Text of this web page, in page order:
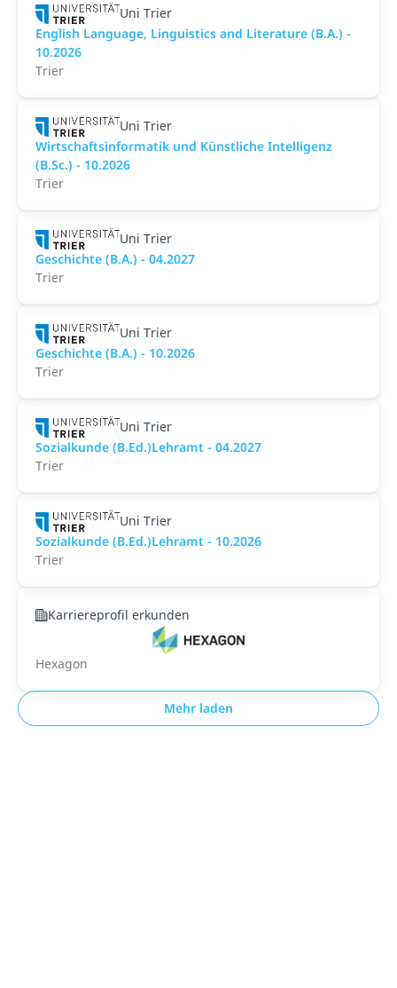
Uni Trier
English Language, Linguistics and Literature (B.A.) -
10.2026
Trier
Uni Trier
Wirtschaftsinformatik und Künstliche Intelligenz
(B.Sc.) - 10.2026
Trier
Uni Trier
Geschichte (B.A.) - 04.2027
Trier
Uni Trier
Geschichte (B.A.) - 10.2026
Trier
Uni Trier
Sozialkunde (B.Ed.)Lehramt - 04.2027
Trier
Uni Trier
Sozialkunde (B.Ed.)Lehramt - 10.2026
Trier
Karriereprofil erkunden
Hexagon
Mehr laden